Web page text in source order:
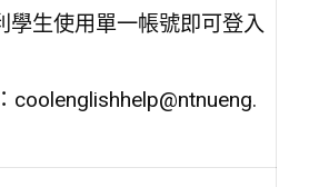
生使用單一帳號即可登入